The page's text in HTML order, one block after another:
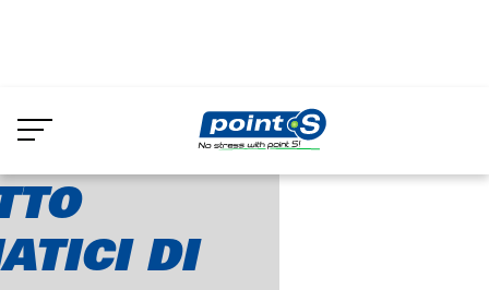
to
main
PNEUMATICI DI DAVIDE E
DI